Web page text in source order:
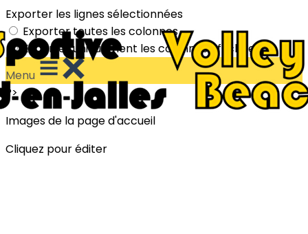
Exporter les lignes sélectionnées
Exporter toutes les colonnes
Exporter uniquement les colonnes affichées
Menu
?>
Images de la page d'accueil
Cliquez pour éditer